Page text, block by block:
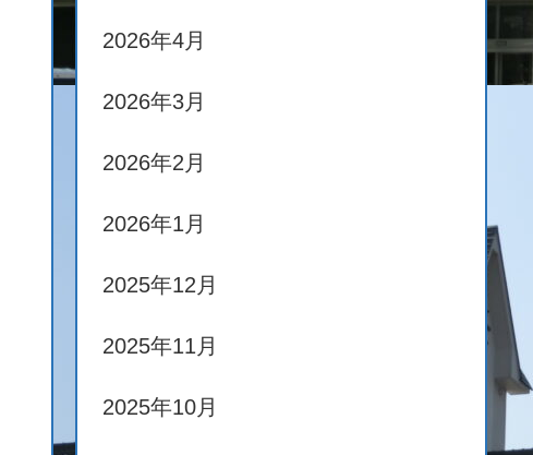
2026年4月
2026年3月
2026年2月
2026年1月
2025年12月
2025年11月
2025年10月